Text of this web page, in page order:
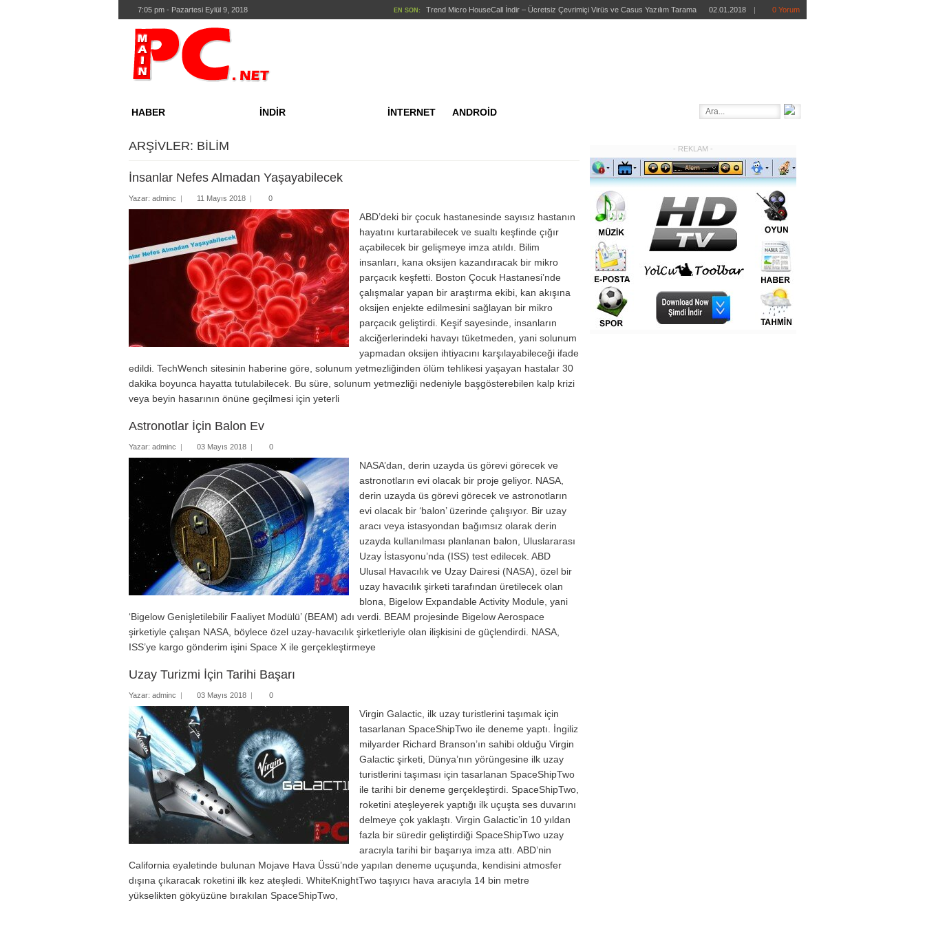
7:05 pm - Pazartesi Eylül 9, 2018 EN SON: Trend Micro HouseCall İndir – Ücretsiz Çevrimiçi Virüs ve Casus Yazılım Tarama 02.01.2018 | 0 Yorum
HABER
Oyun
Kurumsal
Mobil ve Tablet
İNDİR
Geliştirici Araçları
Güvenlik
İnternet
İş Dünyası
Masaüstü
Mobil ve Tablet
Özel Paketler
Ses ve Video
İNTERNET ANDROİD
WEBMASTER BİLGİ BANKASI
OTOMOTİV
ARŞIVLER: BILIM
İnsanlar Nefes Almadan Yaşayabilecek
Yazar: adminc | 11 Mayıs 2018 | 0
ABD’deki bir çocuk hastanesinde sayısız hastanın
hayatını kurtarabilecek ve sualtı keşfinde çığır
açabilecek bir gelişmeye imza atıldı. Bilim
insanları, kana oksijen kazandıracak bir mikro
parçacık keşfetti. Boston Çocuk Hastanesi’nde
çalışmalar yapan bir araştırma ekibi, kan akışına
oksijen enjekte edilmesini sağlayan bir mikro
parçacık geliştirdi. Keşif sayesinde, insanların
akciğerlerindeki havayı tüketmeden, yani solunum
yapmadan oksijen ihtiyacını karşılayabileceği ifade
edildi. TechWench sitesinin haberine göre, solunum yetmezliğinden ölüm tehlikesi yaşayan hastalar 30
dakika boyunca hayatta tutulabilecek. Bu süre, solunum yetmezliği nedeniyle başgösterebilen kalp krizi
veya beyin hasarının önüne geçilmesi için yeterli
Astronotlar İçin Balon Ev
Yazar: adminc | 03 Mayıs 2018 | 0
NASA’dan, derin uzayda üs görevi görecek ve
astronotların evi olacak bir proje geliyor. NASA,
derin uzayda üs görevi görecek ve astronotların
evi olacak bir ‘balon’ üzerinde çalışıyor. Bir uzay
aracı veya istasyondan bağımsız olarak derin
uzayda kullanılması planlanan balon, Uluslararası
Uzay İstasyonu’nda (ISS) test edilecek. ABD
Ulusal Havacılık ve Uzay Dairesi (NASA), özel bir
uzay havacılık şirketi tarafından üretilecek olan
blona, Bigelow Expandable Activity Module, yani
‘Bigelow Genişletilebilir Faaliyet Modülü’ (BEAM) adı verdi. BEAM projesinde Bigelow Aerospace
şirketiyle çalışan NASA, böylece özel uzay-havacılık şirketleriyle olan ilişkisini de güçlendirdi. NASA,
ISS’ye kargo gönderim işini Space X ile gerçekleştirmeye
Uzay Turizmi İçin Tarihi Başarı
Yazar: adminc | 03 Mayıs 2018 | 0
Virgin Galactic, ilk uzay turistlerini taşımak için
tasarlanan SpaceShipTwo ile deneme yaptı. İngiliz
milyarder Richard Branson’ın sahibi olduğu Virgin
Galactic şirketi, Dünya’nın yörüngesine ilk uzay
turistlerini taşıması için tasarlanan SpaceShipTwo
ile tarihi bir deneme gerçekleştirdi. SpaceShipTwo,
roketini ateşleyerek yaptığı ilk uçuşta ses duvarını
delmeye çok yaklaştı. Virgin Galactic’in 10 yıldan
fazla bir süredir geliştirdiği SpaceShipTwo uzay
aracıyla tarihi bir başarıya imza attı. ABD’nin
California eyaletinde bulunan Mojave Hava Üssü’nde yapılan deneme uçuşunda, kendisini atmosfer
dışına çıkaracak roketini ilk kez ateşledi. WhiteKnightTwo taşıyıcı hava aracıyla 14 bin metre
yükselikten gökyüzüne bırakılan SpaceShipTwo,
- REKLAM -